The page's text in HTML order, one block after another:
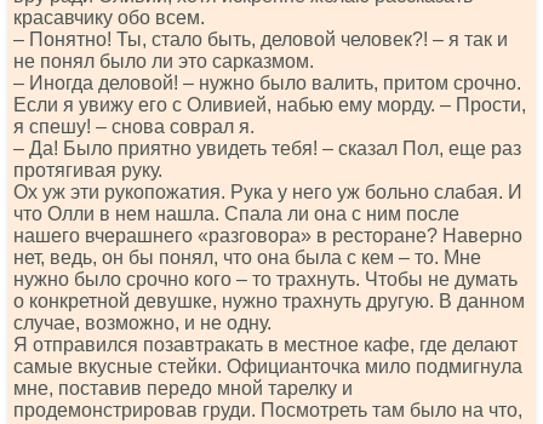
красавчику обо всем.
– Понятно! Ты, стало быть, деловой человек?! – я так и
не понял было ли это сарказмом.
– Иногда деловой! – нужно было валить, притом срочно.
Если я увижу его с Оливией, набью ему морду. – Прости,
я спешу! – снова соврал я.
– Да! Было приятно увидеть тебя! – сказал Пол, еще раз
протягивая руку.
Ох уж эти рукопожатия. Рука у него уж больно слабая. И
что Олли в нем нашла. Спала ли она с ним после
нашего вчерашнего «разговора» в ресторане? Наверно
нет, ведь, он бы понял, что она была с кем – то. Мне
нужно было срочно кого – то трахнуть. Чтобы не думать
о конкретной девушке, нужно трахнуть другую. В данном
случае, возможно, и не одну.
Я отправился позавтракать в местное кафе, где делают
самые вкусные стейки. Официанточка мило подмигнула
мне, поставив передо мной тарелку и
продемонстрировав груди. Посмотреть там было на что,